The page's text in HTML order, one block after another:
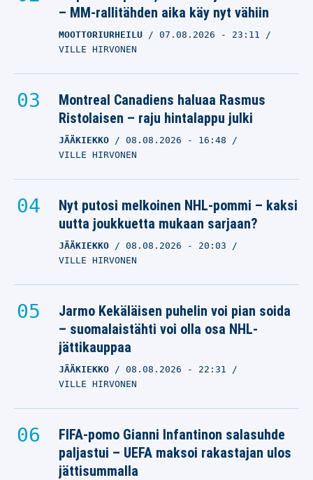
– MM-rallitähden aika käy nyt vähiin
MOOTTORIURHEILU 07.08.2026 - 23:11
VILLE HIRVONEN
Montreal Canadiens haluaa Rasmus
Ristolaisen – raju hintalappu julki
JÄÄKIEKKO 08.08.2026 - 16:48
VILLE HIRVONEN
Nyt putosi melkoinen NHL-pommi – kaksi
uutta joukkuetta mukaan sarjaan?
JÄÄKIEKKO 08.08.2026 - 20:03
VILLE HIRVONEN
Jarmo Kekäläisen puhelin voi pian soida
– suomalaistähti voi olla osa NHL-
jättikauppaa
JÄÄKIEKKO 08.08.2026 - 22:31
VILLE HIRVONEN
FIFA-pomo Gianni Infantinon salasuhde
paljastui – UEFA maksoi rakastajan ulos
jättisummalla